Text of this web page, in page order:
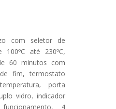
com seletor de
100ºC até 230ºC,
60 minutos com
de fim, termostato
porta
vidro, indicador
4